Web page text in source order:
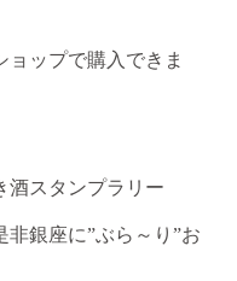
ップで購入できま
酒スタンプラリー
銀座に”ぶら～り”お